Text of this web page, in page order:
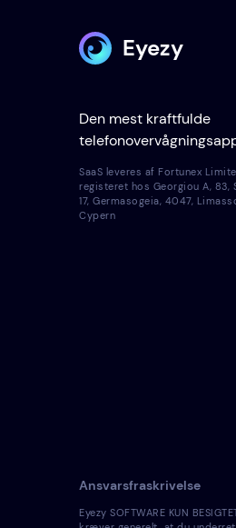
Eyezy
Den mest kraftfulde
SaaS leveres af Fortunex
registeret hos Georgiou A, 83,
17, Germasogeia, 4047,
Cypern
Ansvarsfraskrivelse
Eyezy SOFTWARE KUN